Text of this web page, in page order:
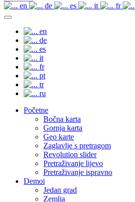
en de es it fr
en
de
es
it
fr
pt
tr
ru
Početne
Bočna karta
Gornja karta
Geo karte
Zaglavlje s pretragom
Revolution slider
Pretraživanje lijevo
Pretraživanje ispravno
Demoi
Jedan grad
Zemlja